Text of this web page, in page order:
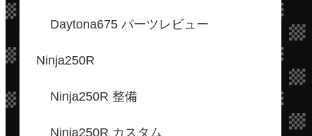
Daytona675 パーツレビュー
Ninja250R
Ninja250R 整備
Ninja250R カスタム